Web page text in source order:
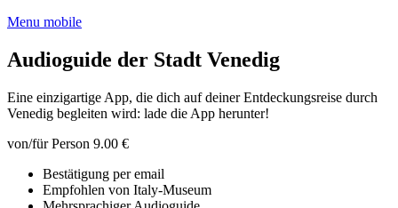
Menu mobile
Audioguide der Stadt Venedig
Eine einzigartige App, die dich auf deiner Entdeckungsreise durch
Venedig begleiten wird: lade die App herunter!
von/für Person 9.00 €
Bestätigung per email
Empfohlen von Italy-Museum